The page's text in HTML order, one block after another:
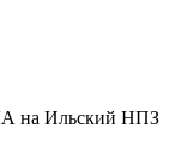
на Ильский НПЗ